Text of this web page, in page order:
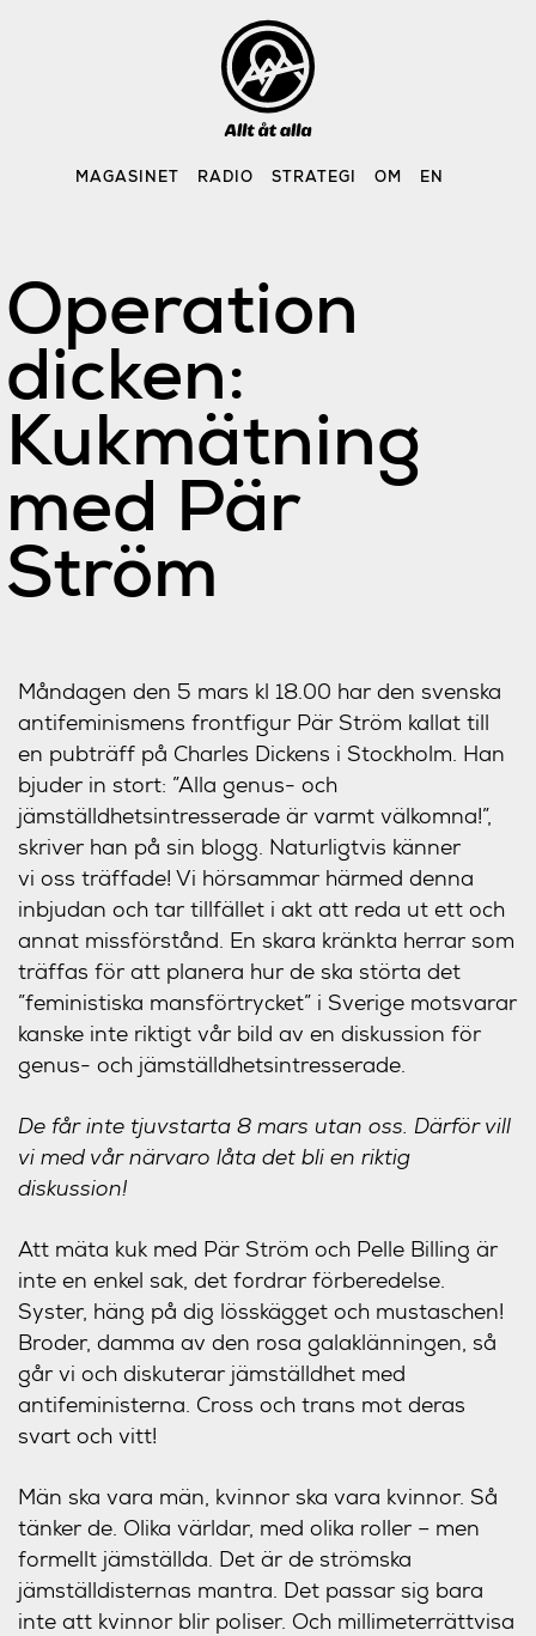
MAGASINET RADIO STRATEGI OM EN
Operation
dicken:
Kukmätning
med Pär
Ström
Måndagen den 5 mars kl 18.00 har den svenska
antifeminismens frontfigur Pär Ström kallat till
en pubträff på Charles Dickens i Stockholm. Han
bjuder in stort: ”Alla genus- och
jämställdhetsintresserade är varmt välkomna!”,
skriver han på sin blogg. Naturligtvis känner
vi oss träffade! Vi hörsammar härmed denna
inbjudan och tar tillfället i akt att reda ut ett och
annat missförstånd. En skara kränkta herrar som
träffas för att planera hur de ska störta det
”feministiska mansförtrycket” i Sverige motsvarar
kanske inte riktigt vår bild av en diskussion för
genus- och jämställdhetsintresserade.
De får inte tjuvstarta 8 mars utan oss. Därför vill
vi med vår närvaro låta det bli en riktig
diskussion!
Att mäta kuk med Pär Ström och Pelle Billing är
inte en enkel sak, det fordrar förberedelse.
Syster, häng på dig lösskägget och mustaschen!
Broder, damma av den rosa galaklänningen, så
går vi och diskuterar jämställdhet med
antifeministerna. Cross och trans mot deras
svart och vitt!
Män ska vara män, kvinnor ska vara kvinnor. Så
tänker de. Olika världar, med olika roller – men
formellt jämställda. Det är de strömska
jämställdisternas mantra. Det passar sig bara
inte att kvinnor blir poliser. Och millimeterrättvisa